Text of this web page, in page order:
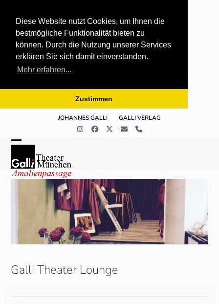
Diese Website nutzt Cookies, um Ihnen die
bestmögliche Funktionalität bieten zu
können. Durch die Nutzung unserer Services
erklären Sie sich damit einverstanden.
Mehr erfahren...
Zustimmen
JOHANNES GALLI GALLI VERLAG
InstagramFacebook
Twitter
E- Telefon
Open
mobile
menu
Close
mobile
menu
Galli Theater Lounge